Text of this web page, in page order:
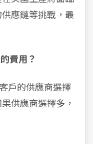
應鏈等挑戰，最
費用？
戶的供應商選擇
供應商選擇多，